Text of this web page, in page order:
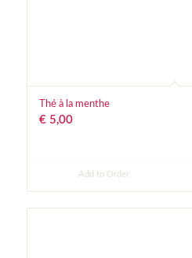
Thé à la menthe
€5,00
Add to Order